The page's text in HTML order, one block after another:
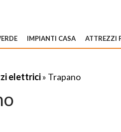
IMPIANTI CASA ATTREZZI
elettrici» Trapano